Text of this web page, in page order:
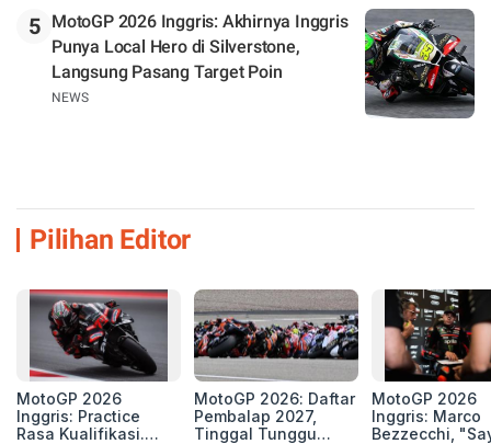
5
MotoGP 2026 Inggris: Akhirnya Inggris
Punya Local Hero di Silverstone,
Langsung Pasang Target Poin
NEWS
Pilihan Editor
MotoGP 2026
Inggris: Practice
Rasa Kualifikasi.
MotoGP 2026: Daftar
Pembalap 2027,
Tinggal Tunggu
MotoGP 2026
Inggris: Marco
Bezzecchi,